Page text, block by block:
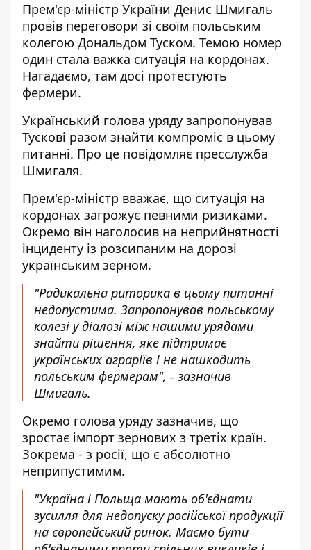
Прем'єр-міністр України Денис Шмигаль
провів переговори зі своїм польським
колегою Дональдом Туском. Темою номер
один стала важка ситуація на кордонах.
Нагадаємо, там досі протестують
фермери.
Український голова уряду запропонував
Тускові разом знайти компроміс в цьому
питанні. Про це повідомляє пресслужба
Шмигаля.
Прем'єр-міністр вважає, що ситуація на
кордонах загрожує певними ризиками.
Окремо він наголосив на неприйнятності
інциденту із розсипаним на дорозі
українським зерном.
"Радикальна риторика в цьому питанні
недопустима. Запропонував польському
колезі у діалозі між нашими урядами
знайти рішення, яке підтримає
українських аграріїв і не нашкодить
польським фермерам", - зазначив
Шмигаль.
Окремо голова уряду зазначив, що
зростає імпорт зернових з третіх країн.
Зокрема - з росії, що є абсолютно
неприпустимим.
"Україна і Польща мають об'єднати
зусилля для недопуску російської продукції
на європейський ринок. Маємо бути